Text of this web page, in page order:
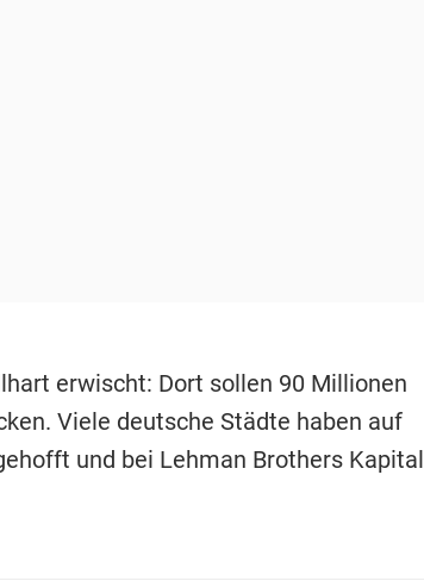
erwischt: Dort sollen 90 Millionen
Viele deutsche Städte haben auf
und bei Lehman Brothers Kapital